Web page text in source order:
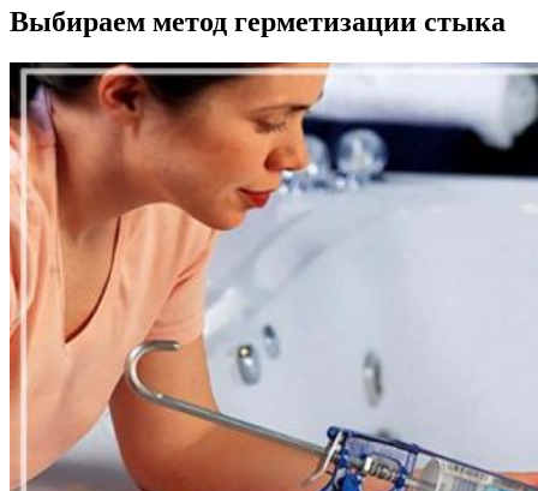
Выбираем метод герметизации стыка